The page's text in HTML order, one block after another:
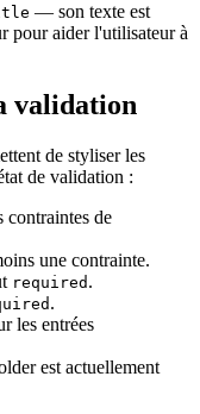
— son texte est
pour aider l'utilisateur à
validation
de styliser les
de validation :
contraintes de
une contrainte.
required .
.
les entrées
est actuellement